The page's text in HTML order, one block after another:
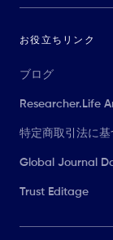
お役立ちリンク
ブログ
Researcher.Life
特定商取引法に
Global Journal
Trust Editage